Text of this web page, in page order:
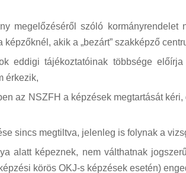
megelőzéséről szóló
akik a „bezárt” szakképző
eddigi tájékoztatóinak többsége
érkezik,
az NSZFH a képzések megtartását
sincs megtiltva, jelenleg is folynak a
alatt képeznek, nem válthatnak
körös OKJ-s képzések esetén)